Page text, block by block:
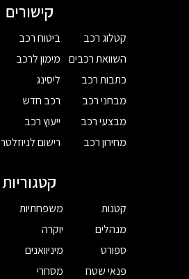
קישורים
קטלוג רכב
השוואת רכבים
כתבות רכב
מבחני רכב
מבצעי רכב
מחירון רכב
ביטוח רכב
מימון לרכב
ליסינג
רכב חדש
ייעוץ רכב
רישום לניוזלטר
קטגוריות
קטנות
מנהלים
ספורט
פנאי שטח
משפחתיות
יוקרה
מיניוואנים
מסחרי